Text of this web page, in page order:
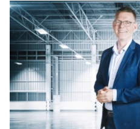
behov er det for folk med
(65%) av NHO-bedriftene i
de mangler kompetanse for
sier seniorrådgiver i NHO
Kristiansen.